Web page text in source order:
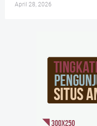
April 28, 2026